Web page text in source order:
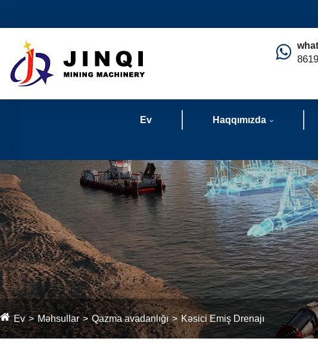
Ev Haqqımızda
Ev Məhsullar Qazma avadanlığı Kəsici Emiş Drenajı